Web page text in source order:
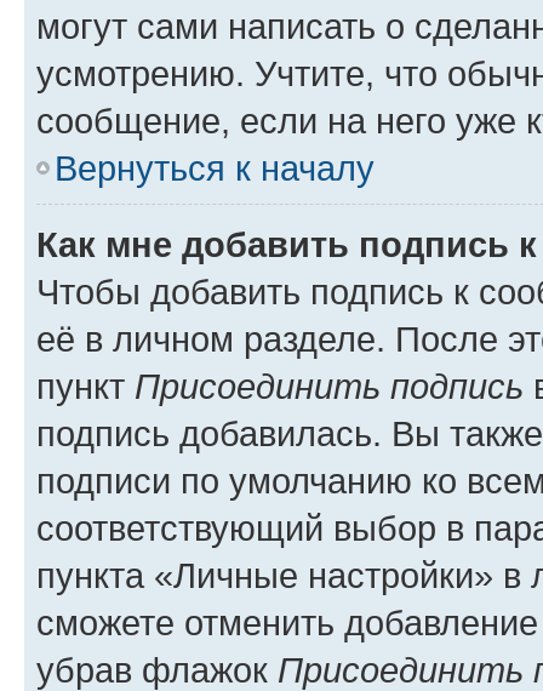
могут сами написать о
усмотрению. Учтите, что
сообщение, если на него уже
Вернуться к началу
Как мне добавить подпись
Чтобы добавить подпись к
её в личном разделе. После
пункт Присоединить подпись
подпись добавилась. Вы
подписи по умолчанию ко
соответствующий выбор в
пункта «Личные настройки»
сможете отменить
убрав флажок Присоединить